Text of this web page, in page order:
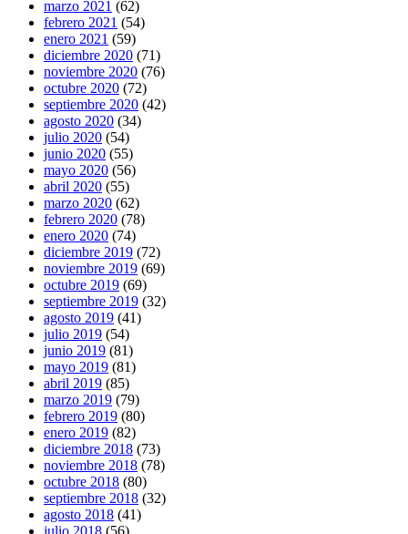
marzo 2021 (62)
febrero 2021 (54)
enero 2021 (59)
diciembre 2020 (71)
noviembre 2020 (76)
octubre 2020 (72)
septiembre 2020 (42)
agosto 2020 (34)
julio 2020 (54)
junio 2020 (55)
mayo 2020 (56)
abril 2020 (55)
marzo 2020 (62)
febrero 2020 (78)
enero 2020 (74)
diciembre 2019 (72)
noviembre 2019 (69)
octubre 2019 (69)
septiembre 2019 (32)
agosto 2019 (41)
julio 2019 (54)
junio 2019 (81)
mayo 2019 (81)
abril 2019 (85)
marzo 2019 (79)
febrero 2019 (80)
enero 2019 (82)
diciembre 2018 (73)
noviembre 2018 (78)
octubre 2018 (80)
septiembre 2018 (32)
agosto 2018 (41)
julio 2018 (56)